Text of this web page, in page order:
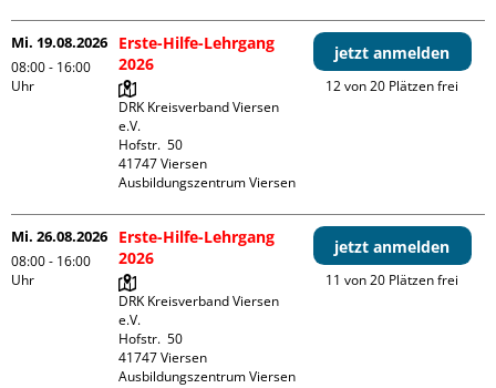
Mi. 19.08.2026
08:00 - 16:00
Uhr
Erste-Hilfe-Lehrgang
2026
DRK Kreisverband Viersen
e.V.
Hofstr.  50
41747 Viersen
Ausbildungszentrum Viersen
jetzt anmelden
12 von 20 Plätzen frei
Mi. 26.08.2026
08:00 - 16:00
Uhr
Erste-Hilfe-Lehrgang
2026
DRK Kreisverband Viersen
e.V.
Hofstr.  50
41747 Viersen
Ausbildungszentrum Viersen
jetzt anmelden
11 von 20 Plätzen frei